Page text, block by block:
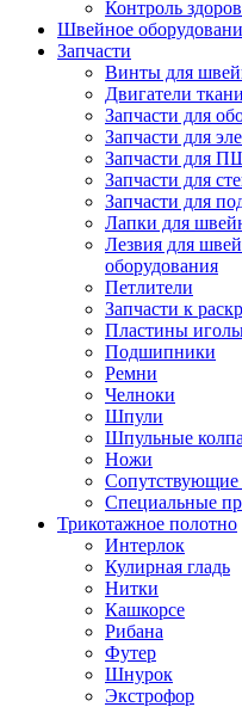
Контроль
Швейное
Запчасти
Винты для
Двигатели
Запчасти для
Запчасти для
Запчасти для
Запчасти для
Запчасти для
Лапки для
Лезвия для
оборудования
Петлители
Запчасти к
Пластины
Подшипники
Ремни
Челноки
Шпули
Шпульные
Ножи
Сопутствующие
Специальные
Трикотажное полотно
Интерлок
Кулирная гладь
Нитки
Кашкорсе
Рибана
Футер
Шнурок
Экстрофор